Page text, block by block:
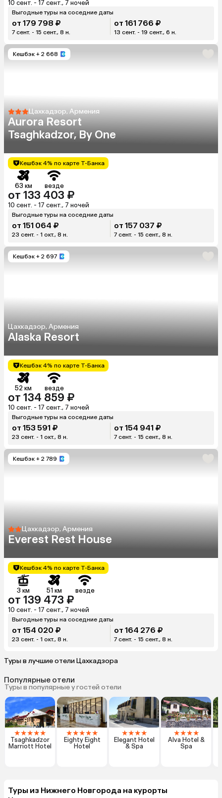
10 сент. - 17 сент., 7 ночей
Выгодные туры на соседние даты
от 179 798 ₽
7 сент. - 15 сент., 8 н.
от 161 766 ₽
13 сент. - 19 сент., 6 н.
Кешбэк + 2 668
Цахкадзор, Армения
Aurora Resort
Tsaghkadzor, By One
Кешбэк 4% по карте Т-Банка
63 км везде
от 133 403 ₽
10 сент. - 17 сент., 7 ночей
Выгодные туры на соседние даты
от 151 064 ₽
23 сент. - 1 окт., 8 н.
от 157 037 ₽
7 сент. - 15 сент., 8 н.
Кешбэк + 2 697
Цахкадзор, Армения
Alaska Resort
Кешбэк 4% по карте Т-Банка
52 км везде
от 134 859 ₽
10 сент. - 17 сент., 7 ночей
Выгодные туры на соседние даты
от 153 591 ₽
23 сент. - 1 окт., 8 н.
от 154 941 ₽
7 сент. - 15 сент., 8 н.
Кешбэк + 2 789
Цахкадзор, Армения
Everest Rest House
Кешбэк 4% по карте Т-Банка
3 км 51 км везде
от 139 473 ₽
10 сент. - 17 сент., 7 ночей
Выгодные туры на соседние даты
от 154 020 ₽
23 сент. - 1 окт., 8 н.
от 164 276 ₽
7 сент. - 15 сент., 8 н.
Туры в лучшие отели Цахкадзора
Популярные отели
Туры в популярные у гостей отели
★★★★★
Tsaghkadzor
Marriott Hotel
★★★★★
Eighty Eight
Hotel
★★★★
Elegant Hotel
& Spa
★★★★
Alva Hotel &
Spa
Туры из Нижнего Новгорода на курорты